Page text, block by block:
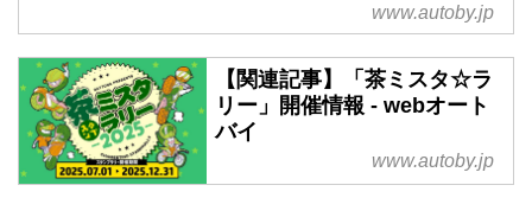
www.autoby.jp
【関連記事】「茶ミスタ☆ラ
リー」開催情報 - webオート
バイ
www.autoby.jp